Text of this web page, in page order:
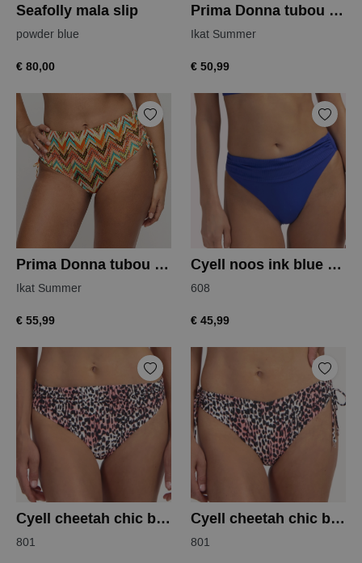
Seafolly mala slip
powder blue
€ 80,00
Prima Donna tubou bikini slip
Ikat Summer
€ 50,99
Prima Donna tubou bikini slip
Ikat Summer
€ 55,99
Cyell noos ink blue bikinislip
608
€ 45,99
Cyell cheetah chic bikinislip
801
Cyell cheetah chic bikinislip
801